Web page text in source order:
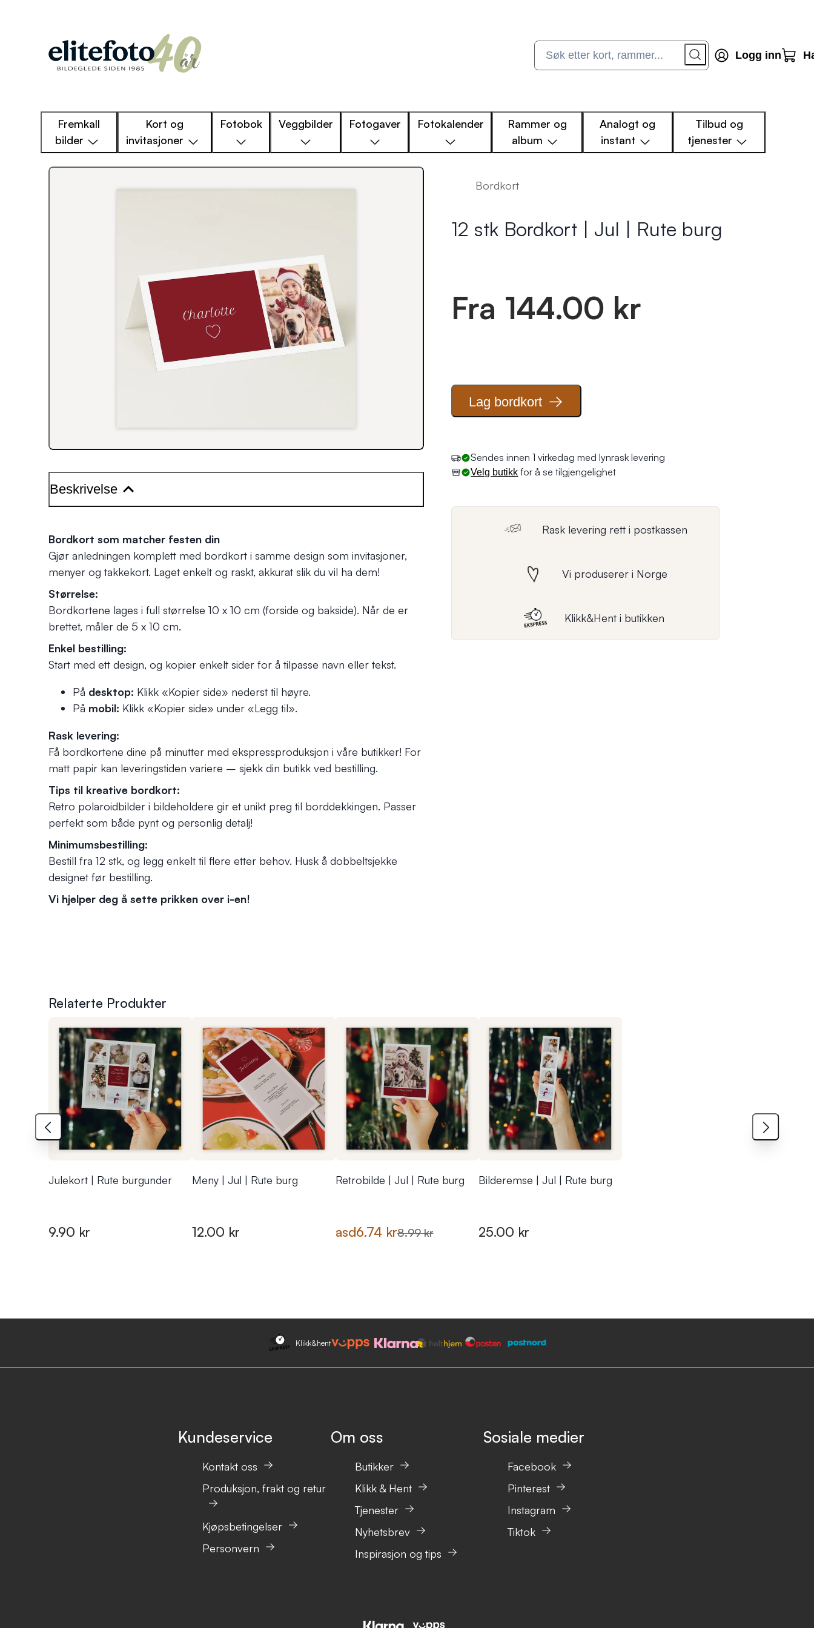
Logg inn
Fremkall
bilder
Kort og
invitasjoner
Fotobok Veggbilder Fotogaver Fotokalender
Rammer og
album
Analogt og
instant
Tilbud og
tjenester
Beskrivelse
Bordkort som matcher festen din
Gjør anledningen komplett med bordkort i samme design som invitasjoner,
menyer og takkekort. Laget enkelt og raskt, akkurat slik du vil ha dem!
Størrelse:
Bordkortene lages i full størrelse 10 x 10 cm (forside og bakside). Når de er
brettet, måler de 5 x 10 cm.
Enkel bestilling:
Start med ett design, og kopier enkelt sider for å tilpasse navn eller tekst.
På desktop: Klikk «Kopier side» nederst til høyre.
På mobil: Klikk «Kopier side» under «Legg til».
Rask levering:
Få bordkortene dine på minutter med ekspressproduksjon i våre butikker! For
matt papir kan leveringstiden variere – sjekk din butikk ved bestilling.
Tips til kreative bordkort:
Retro polaroidbilder i bildeholdere gir et unikt preg til borddekkingen. Passer
perfekt som både pynt og personlig detalj!
Minimumsbestilling:
Bestill fra 12 stk, og legg enkelt til flere etter behov. Husk å dobbeltsjekke
designet før bestilling.
Vi hjelper deg å sette prikken over i-en!
Bordkort
12 stk Bordkort | Jul | Rute burg
Fra 144.00 kr
Lag bordkort
Velg butikk for å se tilgjengelighet
Rask levering rett i postkassen
Vi produserer i Norge
Klikk&Hent i butikken
Relaterte Produkter
Julekort | Rute burgunder
9.90 kr
Meny | Jul | Rute burg
12.00 kr
Retrobilde | Jul | Rute burg
asd6.74 kr8.99 kr
Bilderemse | Jul | Rute burg
25.00 kr
Klikk&hent
Kundeservice
Kontakt oss
Produksjon, frakt og retur
Kjøpsbetingelser
Personvern
Om oss
Butikker
Klikk & Hent
Tjenester
Nyhetsbrev
Inspirasjon og tips
Sosiale medier
Facebook
Pinterest
Instagram
Tiktok